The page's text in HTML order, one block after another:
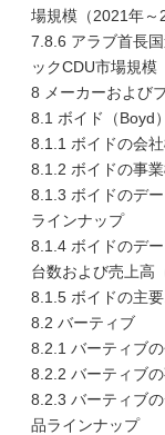
場規模（2021年～
7.8.6 アラブ首長
ックCDU市場規模
8 メーカーおよび
8.1 ボイド（Boyd）
8.1.1 ボイドの会
8.1.2 ボイドの事
8.1.3 ボイドのデ
ラインナップ
8.1.4 ボイドのデ
台数および売上高
8.1.5 ボイドの主
8.2 バーティブ
8.2.1 バーティブ
8.2.2 バーティブ
8.2.3 バーティブ
品ラインナップ